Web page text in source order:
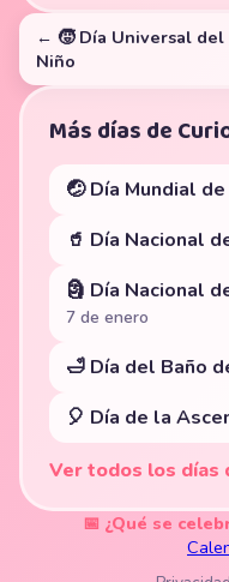
← 🧒 Día Universal del
Niño
Más días de
🤕 Día Mundial
🥤 Día Nacional
🗿 Día Nacional
7 de enero
🛁 Día del Baño
🎈 Día de la
Ver todos los días
📅 ¿Qué se